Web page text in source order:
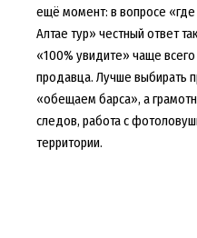
ещё момент: в вопросе
Алтае тур» честный ответ
«100% увидите» чаще
продавца. Лучше выбирать
«обещаем барса», а
следов, работа с
территории.